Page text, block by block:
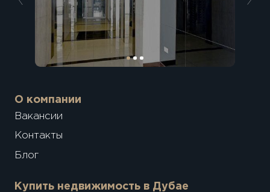
О компании
Вакансии
Контакты
Блог
Купить недвижимость в Дубае